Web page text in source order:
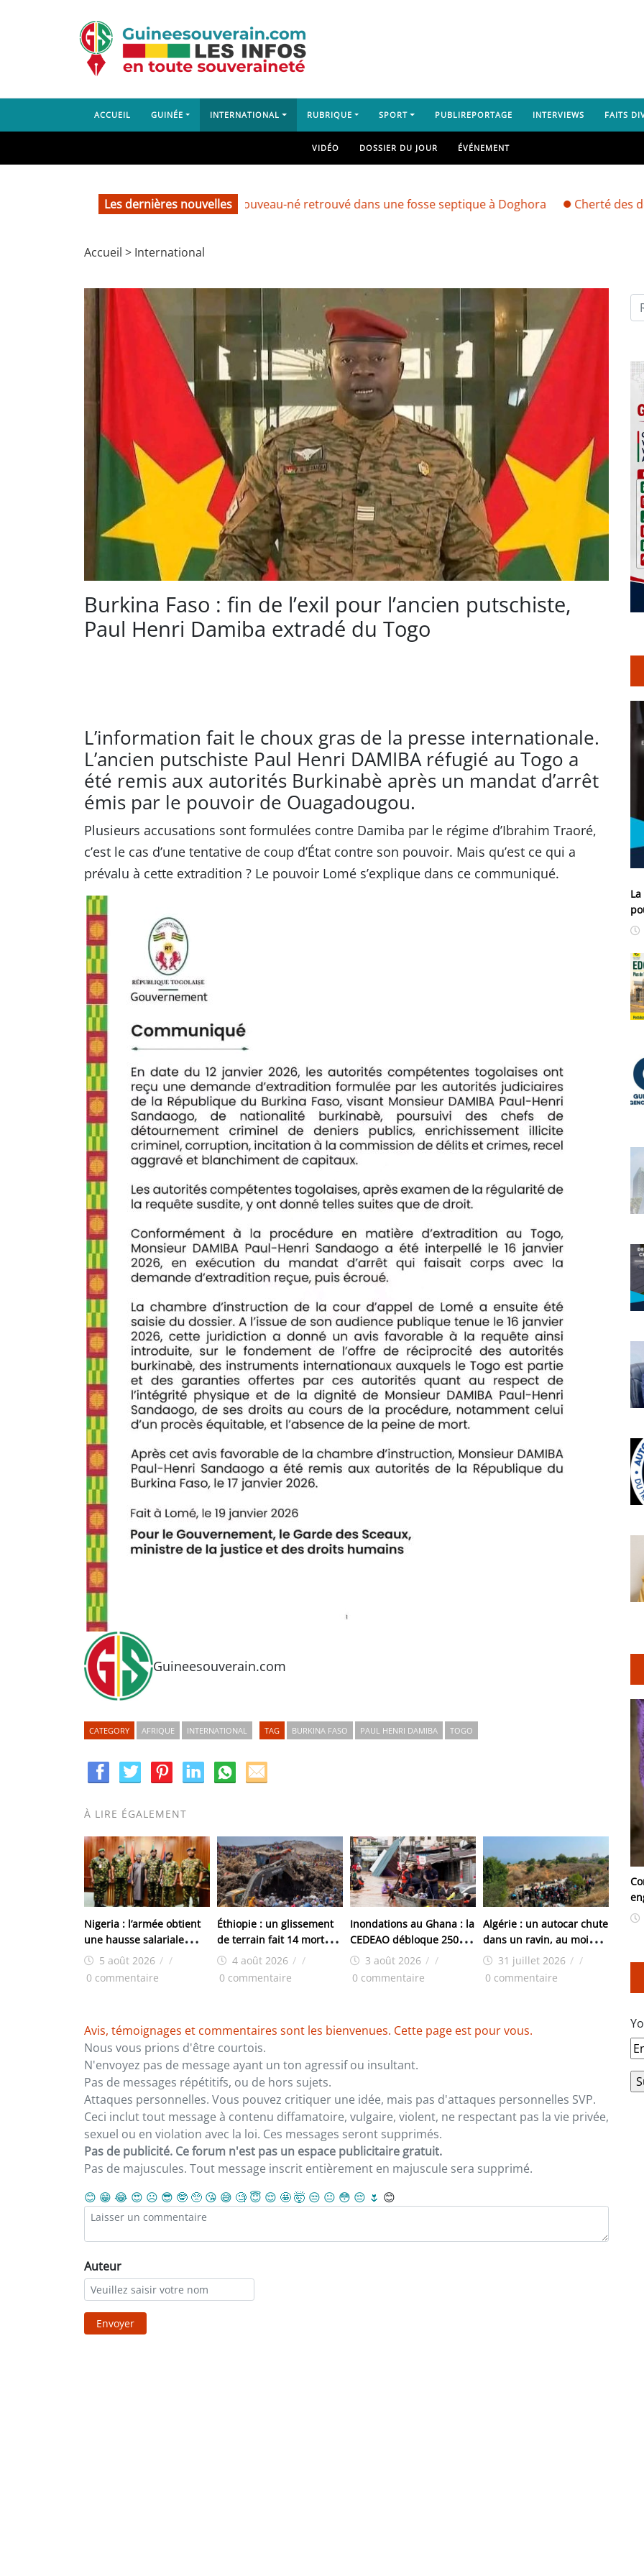
ACCUEIL GUINÉE INTERNATIONAL RUBRIQUE SPORT PUBLIREPORTAGE INTERVIEWS FAITS
VIDÉO DOSSIER DU JOUR ÉVÉNEMENT
Les dernières nouvelles
Labé : un nouveau-né retrouvé dans une fosse septique à Doghora Cherté des denrées
Accueil > International
Burkina Faso : fin de l’exil pour l’ancien putschiste,
Paul Henri Damiba extradé du Togo
L’information fait le choux gras de la presse internationale.
L’ancien putschiste Paul Henri DAMIBA réfugié au Togo a
été remis aux autorités Burkinabè après un mandat d’arrêt
émis par le pouvoir de Ouagadougou.
Plusieurs accusations sont formulées contre Damiba par le régime d’Ibrahim Traoré,
c’est le cas d’une tentative de coup d’État contre son pouvoir. Mais qu’est ce qui a
prévalu à cette extradition ? Le pouvoir Lomé s’explique dans ce communiqué.
Guineesouverain.com
CATEGORY AFRIQUE INTERNATIONAL TAG BURKINA FASO PAUL HENRI DAMIBA TOGO
À LIRE ÉGALEMENT
Nigeria : l’armée obtient
une hausse salariale
historique
5 août 2026 / /
0 commentaire
Éthiopie : un glissement
de terrain fait 14 morts
dans un monastère
4 août 2026 / /
0 commentaire
Inondations au Ghana : la
CEDEAO débloque 250
000 dollars pour les
victimes
3 août 2026 / /
0 commentaire
Algérie : un autocar chute
dans un ravin, au moins
25 morts
31 juillet 2026 / /
0 commentaire
Avis, témoignages et commentaires sont les bienvenues. Cette page est pour vous.
Nous vous prions d'être courtois.
N'envoyez pas de message ayant un ton agressif ou insultant.
Pas de messages répétitifs, ou de hors sujets.
Attaques personnelles. Vous pouvez critiquer une idée, mais pas d'attaques personnelles SVP.
Ceci inclut tout message à contenu diffamatoire, vulgaire, violent, ne respectant pas la vie privée,
sexuel ou en violation avec la loi. Ces messages seront supprimés.
Pas de publicité. Ce forum n'est pas un espace publicitaire gratuit.
Pas de majuscules. Tout message inscrit entièrement en majuscule sera supprimé.
😊 😁 😂 😍 ☹️ 😎 🤓 🥺 😘 😅 🧐 😇 😌 🤩🤯 😒 😐 😳 😔 🌷 😊
Auteur
Envoyer